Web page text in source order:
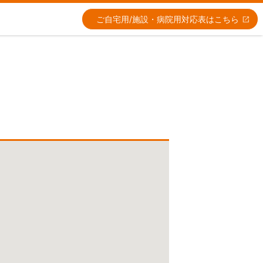
ご自宅用/施設・病院用対応表はこちら